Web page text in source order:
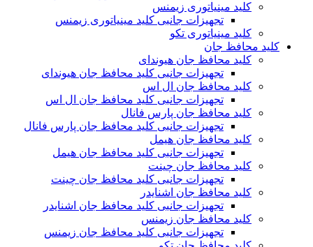
کلید مینیاتوری زیمنس
تجهیزات جانبی کلید مینیاتوری زیمنس
کلید مینیاتوری تکو
کلید محافظ جان
کلید محافظ جان هیوندای
تجهیزات جانبی کلید محافظ جان هیوندای
کلید محافظ جان ال اس
تجهیزات جانبی کلید محافظ جان ال اس
کلید محافظ جان پارس فانال
تجهیزات جانبی کلید محافظ جان پارس فانال
کلید محافظ جان هیمل
تجهیزات جانبی کلید محافظ جان هیمل
کلید محافظ جان چینت
تجهیزات جانبی کلید محافظ جان چینت
کلید محافظ جان اشنایدر
تجهیزات جانبی کلید محافظ جان اشنایدر
کلید محافظ جان زیمنس
تجهیزات جانبی کلید محافظ جان زیمنس